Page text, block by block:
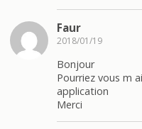
Faur
2018/01/19
Bonjour
Pourriez vous m
application
Merci